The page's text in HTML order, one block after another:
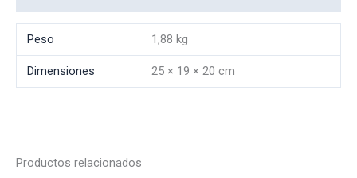
Peso 1,88 kg
Dimensiones 25 × 19 × 20 cm
Productos relacionados